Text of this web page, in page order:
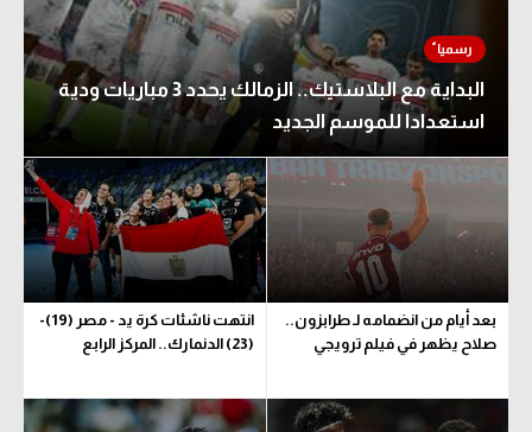
البداية مع البلاستيك.. الزمالك يحدد 3 مباريات ودية
استعدادا للموسم الجديد
بعد أيام من انضمامه لـ طرابزون..
صلاح يظهر في فيلم ترويجي
انتهت ناشئات كرة يد - مصر (19)-
(23) الدنمارك.. المركز الرابع